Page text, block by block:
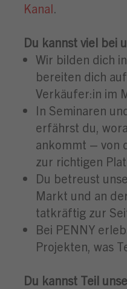
Kanal.
Du kannst viel bei
Wir bilden dich
bereiten dich
Verkäufer:in im
In Seminaren
erfährst du,
ankommt – von
zur richtigen
Du betreust
Markt und an
tatkräftig zur
Bei PENNY
Projekten, was
Du kannst Teil